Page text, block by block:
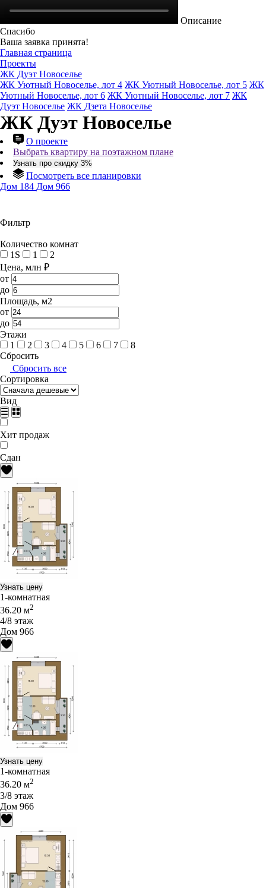
Описание
Спасибо
Ваша заявка принята!
Главная страница
Проекты
ЖК Дуэт Новоселье
ЖК Уютный Новоселье, лот 4 ЖК Уютный Новоселье, лот 5 ЖК
Уютный Новоселье, лот 6 ЖК Уютный Новоселье, лот 7 ЖК
Дуэт Новоселье ЖК Дзета Новоселье
ЖК Дуэт Новоселье
О проекте
Выбрать квартиру на поэтажном плане
Узнать про скидку 3%
Посмотреть все планировки
Дом 184 Дом 966
Фильтр
Количество комнат
1S
1
2
Цена, млн ₽
от
до
Площадь, м2
от
до
Этажи
1
2 3 4 5 6 7
8
Сбросить
Сбросить все
Сортировка
Вид
Хит продаж
Сдан
Узнать цену
1-комнатная
36.20 м2
4/8 этаж
Дом 966
Узнать цену
1-комнатная
36.20 м2
3/8 этаж
Дом 966